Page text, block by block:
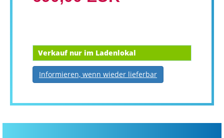
Verkauf nur im Ladenlokal
Informieren, wenn wieder lieferbar